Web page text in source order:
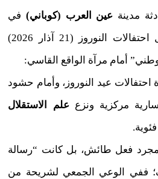
مدينة عين العرب (كوباني)في
ريف حلب الشرقي خلال احتفالات النوروز (21 آذار 2026)
أمام مرآة الواقع القاسي:
احتفالات عيد النوروز، وأمام حشود
مركزية ونزععلم الاستقلال
مجرد فعل طائش، بل كانت “رسالة
ففي الوعي الجمعي لشريحة من